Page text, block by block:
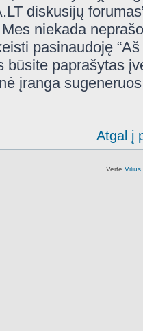
diskusijų
niekada
pasinaudoję
būsite paprašytas
įranga
Atgal į
Vertė Vilius